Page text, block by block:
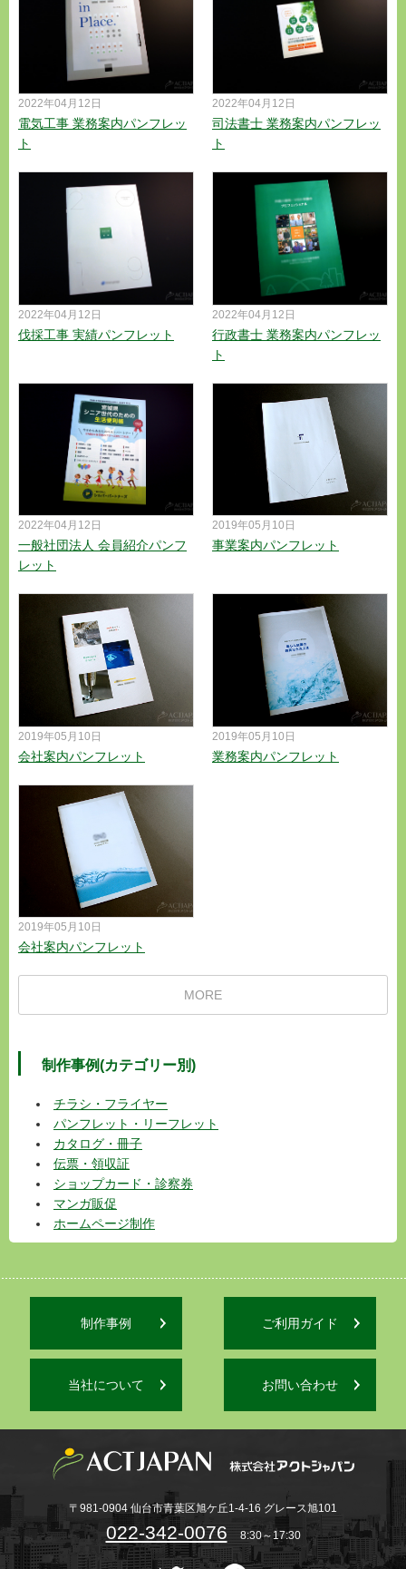
2022年04月12日
電気工事 業務案内パンフレッ
ト
2022年04月12日
司法書士 業務案内パンフレッ
ト
2022年04月12日
伐採工事 実績パンフレット
2022年04月12日
行政書士 業務案内パンフレッ
ト
2022年04月12日
一般社団法人 会員紹介パンフ
レット
2019年05月10日
事業案内パンフレット
2019年05月10日
会社案内パンフレット
2019年05月10日
業務案内パンフレット
2019年05月10日
会社案内パンフレット
MORE
制作事例(カテゴリー別)
チラシ・フライヤー
パンフレット・リーフレット
カタログ・冊子
伝票・領収証
ショップカード・診察券
マンガ販促
ホームページ制作
制作事例 ご利用ガイド
当社について お問い合わせ
〒981-0904 仙台市青葉区旭ケ丘1-4-16 グレース旭101
022-342-0076 8:30～17:30